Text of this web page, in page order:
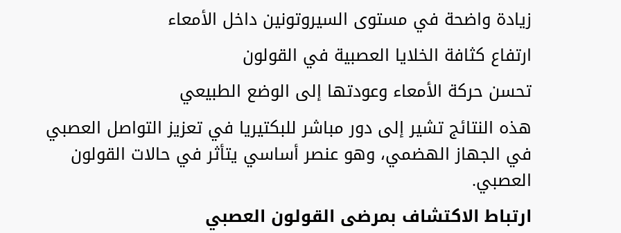
زيادة واضحة في مستوى السيروتونين داخل الأمعاء
ارتفاع كثافة الخلايا العصبية في القولون
تحسن حركة الأمعاء وعودتها إلى الوضع الطبيعي
هذه النتائج تشير إلى دور مباشر للبكتيريا في تعزيز التواصل العصبي
في الجهاز الهضمي، وهو عنصر أساسي يتأثر في حالات القولون
العصبي.
ارتباط الاكتشاف بمرضى القولون العصبي